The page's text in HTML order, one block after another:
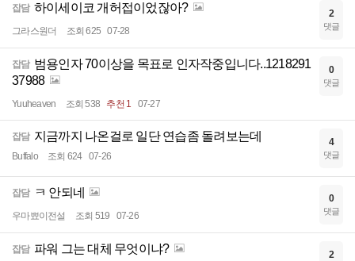
잡담 하이세이코 개허접이었잖아?
그라스원더 조회 625 07-28
2
댓글
잡담 범용인자 70이상을 목표로 인자작중입니다..1218291
37988
Yuuheaven 조회 538 추천 1 07-27
0
댓글
잡담 지금까지 나온걸로 일단 연습좀 돌려보는데
Buffalo 조회 624 07-26
4
댓글
잡담 ㅋ 안되네
우마뾰이전설 조회 519 07-26
0
댓글
잡담 파워 그는 대체 무엇이냐? 2